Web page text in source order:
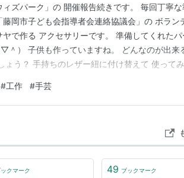
ズパーク」の 開催報告続きです。 毎回丁寧
岡市子ども会指導者会連絡協議会」の ボラン
で作る アクセサリーです。 準備してくれたパ
＾） 子供も作っていますね。 どんなのが出来
う？ 手持ちのレザー紐に付け替えて 使って
けど好天だったので 外で遊べたのは良かった
#工作 #手芸
クマーク 49 ブックマーク